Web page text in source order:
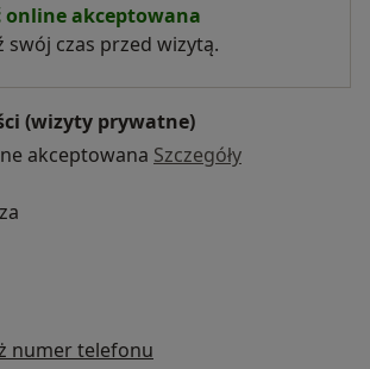
online akceptowana
swój czas przed wizytą.
(wizyty prywatne)
akceptowana Szczegóły
numer telefonu